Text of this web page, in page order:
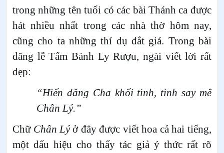
trong những tên tuổi có các bài Thánh ca được
hát nhiều nhất trong các nhà thờ hôm nay,
cũng cho ta những thí dụ đắt giá. Trong bài
dâng lễ Tấm Bánh Ly Rượu, ngài viết lời rất
đẹp:
“Hiến dâng Cha khối tình, tình say mê
Chân Lý.”
Chữ Chân Lýở đây được viết hoa cả hai tiếng,
một dấu hiệu cho thấy tác giả ý thức rất rõ